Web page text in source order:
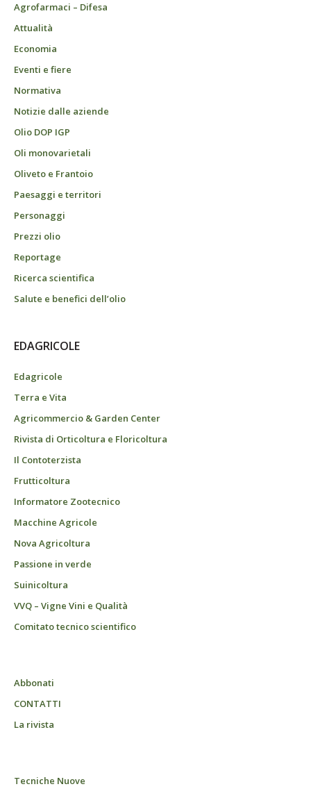
Agrofarmaci – Difesa
Attualità
Economia
Eventi e fiere
Normativa
Notizie dalle aziende
Olio DOP IGP
Oli monovarietali
Oliveto e Frantoio
Paesaggi e territori
Personaggi
Prezzi olio
Reportage
Ricerca scientifica
Salute e benefici dell’olio
EDAGRICOLE
Edagricole
Terra e Vita
Agricommercio & Garden Center
Rivista di Orticoltura e Floricoltura
Il Contoterzista
Frutticoltura
Informatore Zootecnico
Macchine Agricole
Nova Agricoltura
Passione in verde
Suinicoltura
VVQ – Vigne Vini e Qualità
Comitato tecnico scientifico
Abbonati
CONTATTI
La rivista
Tecniche Nuove